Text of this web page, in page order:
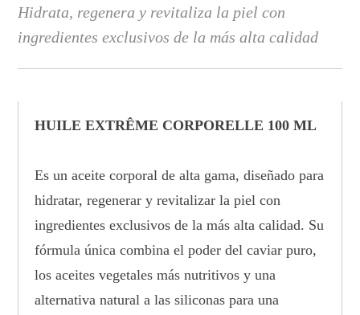
Hidrata, regenera y revitaliza la piel con
ingredientes exclusivos de la más alta calidad
HUILE EXTRÊME CORPORELLE 100 ML
Es un aceite corporal de alta gama, diseñado para
hidratar, regenerar y revitalizar la piel con
ingredientes exclusivos de la más alta calidad. Su
fórmula única combina el poder del caviar puro,
los aceites vegetales más nutritivos y una
alternativa natural a las siliconas para una